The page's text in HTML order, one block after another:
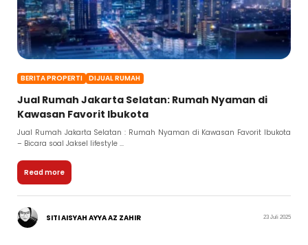
BERITA PROPERTI DIJUAL RUMAH
Jual Rumah Jakarta Selatan: Rumah Nyaman di
Kawasan Favorit Ibukota
Jual Rumah Jakarta Selatan : Rumah Nyaman di Kawasan Favorit Ibukota
– Bicara soal Jaksel lifestyle ...
Read more
SITI AISYAH AYYA AZ ZAHIR 23 Juli 2025